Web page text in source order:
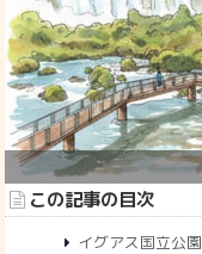
この記事の目次
イグアス国立公園